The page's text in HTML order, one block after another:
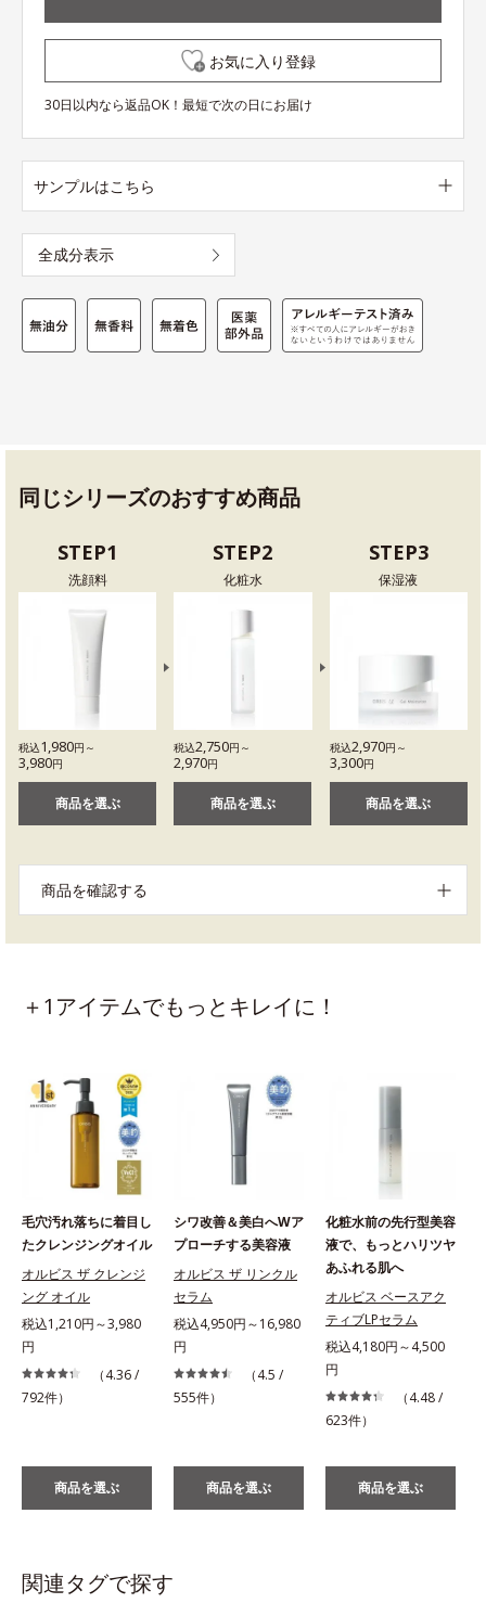
お気に入り登録
30日以内なら返品OK！最短で次の日にお届け
サンプルはこちら
全成分表示
同じシリーズのおすすめ商品
STEP1
洗顔料
税込1,980円～
3,980円
商品を選ぶ
STEP2
化粧水
税込2,750円～
2,970円
商品を選ぶ
STEP3
保湿液
税込2,970円～
3,300円
商品を選ぶ
商品を確認する
＋1アイテムでもっとキレイに！
毛穴汚れ落ちに着目し
たクレンジングオイル
オルビス ザ クレンジ
ング オイル
税込1,210円～3,980
円
（4.36 /
792件）
商品を選ぶ
シワ改善＆美白へWア
プローチする美容液
オルビス ザ リンクル
セラム
税込4,950円～16,980
円
（4.5 /
555件）
商品を選ぶ
化粧水前の先行型美容
液で、もっとハリツヤ
あふれる肌へ
オルビス ベースアク
ティブLPセラム
税込4,180円～4,500
円
（4.48 /
623件）
商品を選ぶ
関連タグで探す